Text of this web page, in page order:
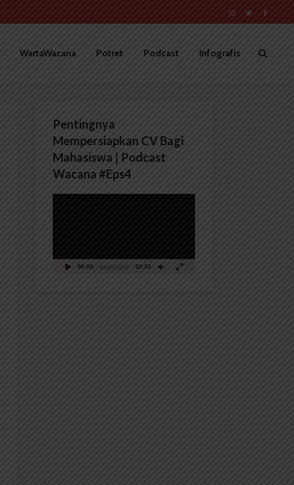
WartaWacana Potret Podcast Infografis
Pentingnya
Mempersiapkan CV Bagi
Mahasiswa | Podcast
Wacana #Eps4
00:00 32:39